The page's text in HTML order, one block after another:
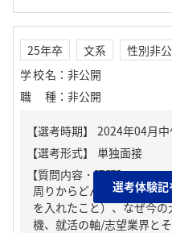
25年卒 文系
性別非
学校名 ： 非公開
職種 ： 非公開
【質問内容・課題】
周りからどんな人といわ
を入れたこと）、なぜ今
機、就活の軸/志望業界と
選考体験記